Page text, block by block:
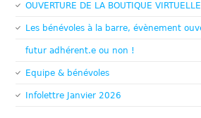
OUVERTURE DE LA BOUTIQUE
Les bénévoles à la barre, évènement
futur adhérent.e ou non !
Equipe & bénévoles
Infolettre Janvier 2026